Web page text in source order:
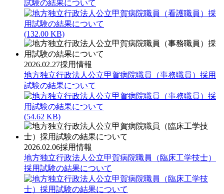
試験の結果について
(132.00 KB)
2026.02.27採用情報
地方独立行政法人公立甲賀病院職員（事務職員）採用
試験の結果について
(54.62 KB)
2026.02.06採用情報
地方独立行政法人公立甲賀病院職員（臨床工学技士）
採用試験の結果について